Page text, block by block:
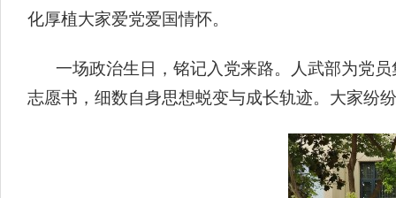
化厚植大家爱党爱国情怀。
一场政治生日，铭记入党来路。人武部为党
志愿书，细数自身思想蜕变与成长轨迹。大家纷